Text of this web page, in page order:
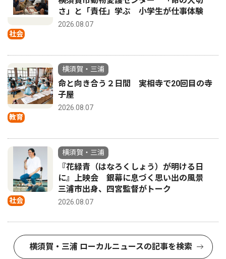
社会
さ」と「責任」学ぶ 小学生が仕事体験
2026.08.07
教育
横須賀・三浦
命と向き合う２日間 実相寺で20回目の寺
子屋
2026.08.07
社会
横須賀・三浦
『花緑青（はなろくしょう）が明ける日
に』上映会 銀幕に息づく思い出の風景
三浦市出身、四宮監督がトーク
2026.08.07
横須賀・三浦 ローカルニュースの記事を検索